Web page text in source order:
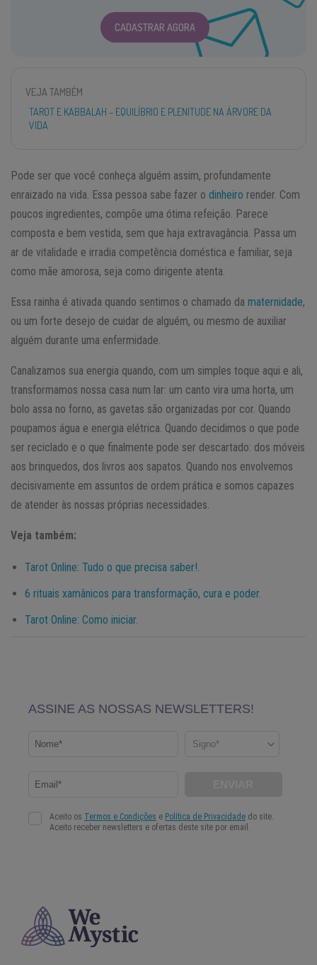
CADASTRAR AGORA
VEJA TAMBÉM
TAROT E KABBALAH – EQUILÍBRIO E PLENITUDE NA ÁRVORE DA
VIDA
Pode ser que você conheça alguém assim, profundamente
enraizado na vida. Essa pessoa sabe fazer o dinheiro render. Com
poucos ingredientes, compõe uma ótima refeição. Parece
composta e bem vestida, sem que haja extravagância. Passa um
ar de vitalidade e irradia competência doméstica e familiar, seja
como mãe amorosa, seja como dirigente atenta.
Essa rainha é ativada quando sentimos o chamado da maternidade,
ou um forte desejo de cuidar de alguém, ou mesmo de auxiliar
alguém durante uma enfermidade.
Canalizamos sua energia quando, com um simples toque aqui e ali,
transformamos nossa casa num lar: um canto vira uma horta, um
bolo assa no forno, as gavetas são organizadas por cor. Quando
poupamos água e energia elétrica. Quando decidimos o que pode
ser reciclado e o que finalmente pode ser descartado: dos móveis
aos brinquedos, dos livros aos sapatos. Quando nos envolvemos
decisivamente em assuntos de ordem prática e somos capazes
de atender às nossas próprias necessidades.
Veja também:
Tarot Online: Tudo o que precisa saber!.
6 rituais xamânicos para transformação, cura e poder.
Tarot Online: Como iniciar.